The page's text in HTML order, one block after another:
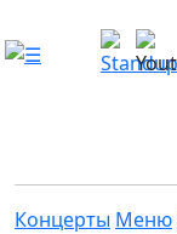
Концерты Меню